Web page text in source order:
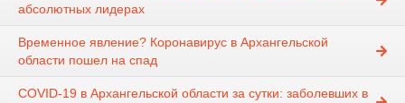
абсолютных лидерах
Временное явление? Коронавирус в Архангельской
области пошел на спад
COVID-19 в Архангельской области за сутки: заболевших в